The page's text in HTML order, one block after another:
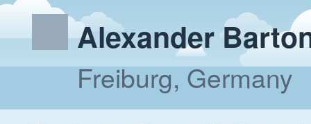
Alexander
Freiburg, Germany